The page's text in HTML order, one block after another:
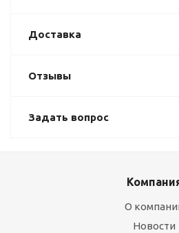
Доставка
Отзывы
Задать вопрос
О
Новости